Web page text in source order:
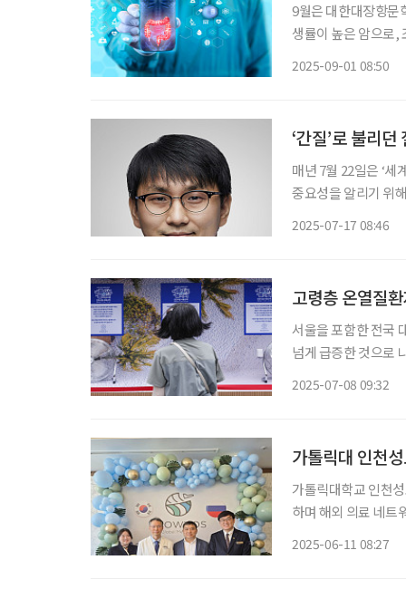
9월은 대한대장항문
생률이 높은 암으로,
2025-09-01 08:50
‘간질’로 불리
매년 7월 22일은 ‘
중요성을 알리기 위
2025-07-17 08:46
고령층 온열질
서울을 포함한 전국
넘게 급증한 것으로
2025-07-08 09:32
가톨릭대 인천
가톨릭대학교 인천
하며 해외 의료 네트워크 확장에 박
2025-06-11 08:27